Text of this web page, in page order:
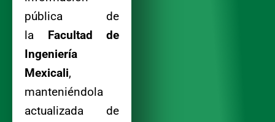
pública de
la
Facultad de
Ingeniería
Mexicali,
manteniéndola
actualizada de